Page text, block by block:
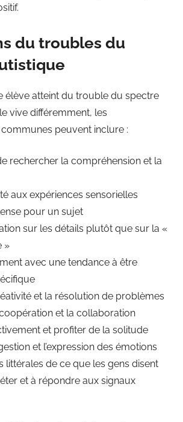
du troubles du
élève atteint du trouble du spectre
vive différemment, les
peuvent inclure :
rechercher la compréhension et la
aux expériences sensorielles
pour un sujet
sur les détails plutôt que sur la «
»
avec une tendance à être
et la résolution de problèmes
et la collaboration
et profiter de la solitude
et l’expression des émotions
littérales de ce que les gens disent
et à répondre aux signaux